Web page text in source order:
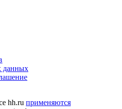
данных
hh.ru применяются